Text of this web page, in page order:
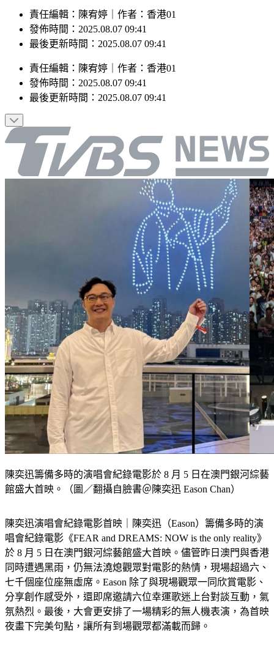
責任編輯：陳宥婷｜作者：香港01
發佈時間：2025.08.07 09:41
最後更新時間：2025.08.07 09:41
責任編輯 ： 陳宥婷 作者 ： 香港01
發佈時間： 2025.08.07 09:41
最後更新時間： 2025.08.07 09:41
陳奕迅籌備多時的演唱會紀錄電影於 8 月 5 日在澳門銀河綜藝
館盛大首映。（圖／翻攝自臉書＠陳奕迅 Eason Chan）
陳奕迅演唱會紀錄電影首映｜陳奕迅（Eason）籌備多時的演
唱會紀錄電影《FEAR and DREAMS: NOW is the only reality》
於 8 月 5 日在澳門銀河綜藝館盛大首映。儘管昨日澳門與香港
同時遭遇黑雨，仍無法澆熄觀眾對電影的熱情，現場超過六、
七千個座位座無虛席。Eason 除了與現場觀眾一同欣賞電影、
分享創作感受外，還即席邀請六位幸運歌迷上台對談互動，氣
氛熱烈。最後，大會更安排了一場精彩的無人機表演，為首映
夜畫下完美句點，讓所有到場觀眾都滿載而歸。